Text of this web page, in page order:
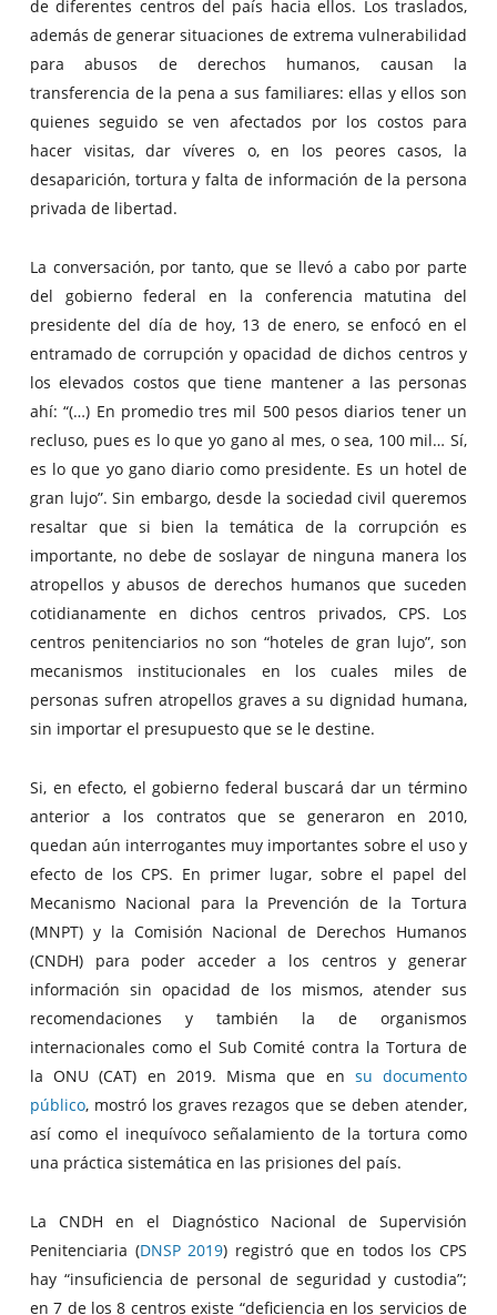
de diferentes centros del país hacia ellos. Los traslados,
además de generar situaciones de extrema vulnerabilidad
para abusos de derechos humanos, causan la
transferencia de la pena a sus familiares: ellas y ellos son
quienes seguido se ven afectados por los costos para
hacer visitas, dar víveres o, en los peores casos, la
desaparición, tortura y falta de información de la persona
privada de libertad.
La conversación, por tanto, que se llevó a cabo por parte
del gobierno federal en la conferencia matutina del
presidente del día de hoy, 13 de enero, se enfocó en el
entramado de corrupción y opacidad de dichos centros y
los elevados costos que tiene mantener a las personas
ahí: “(…) En promedio tres mil 500 pesos diarios tener un
recluso, pues es lo que yo gano al mes, o sea, 100 mil… Sí,
es lo que yo gano diario como presidente. Es un hotel de
gran lujo”. Sin embargo, desde la sociedad civil queremos
resaltar que si bien la temática de la corrupción es
importante, no debe de soslayar de ninguna manera los
atropellos y abusos de derechos humanos que suceden
cotidianamente en dichos centros privados, CPS. Los
centros penitenciarios no son “hoteles de gran lujo”, son
mecanismos institucionales en los cuales miles de
personas sufren atropellos graves a su dignidad humana,
sin importar el presupuesto que se le destine.
Si, en efecto, el gobierno federal buscará dar un término
anterior a los contratos que se generaron en 2010,
quedan aún interrogantes muy importantes sobre el uso y
efecto de los CPS. En primer lugar, sobre el papel del
Mecanismo Nacional para la Prevención de la Tortura
(MNPT) y la Comisión Nacional de Derechos Humanos
(CNDH) para poder acceder a los centros y generar
información sin opacidad de los mismos, atender sus
recomendaciones y también la de organismos
internacionales como el Sub Comité contra la Tortura de
la ONU (CAT) en 2019. Misma que en su documento
público, mostró los graves rezagos que se deben atender,
así como el inequívoco señalamiento de la tortura como
una práctica sistemática en las prisiones del país.
La CNDH en el Diagnóstico Nacional de Supervisión
Penitenciaria (DNSP 2019) registró que en todos los CPS
hay “insuficiencia de personal de seguridad y custodia”;
en 7 de los 8 centros existe “deficiencia en los servicios de